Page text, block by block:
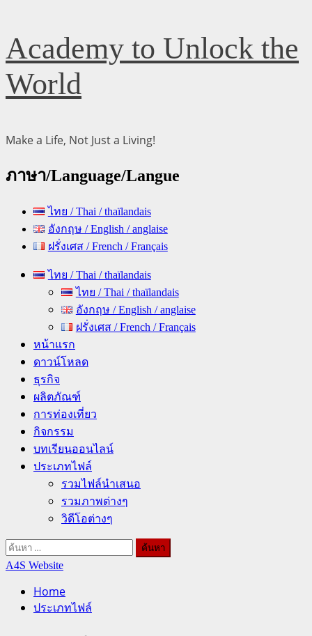
Skip
to
content
Academy to Unlock the
World
Make a Life, Not Just a Living!
ภาษา/Language/Langue
ไทย / Thai / thaïlandais
อังกฤษ / English / anglaise
ฝรั่งเศส / French / Français
Primary ไทย / Thai / thaïlandais
ไทย / Thai / thaïlandais
อังกฤษ / English / anglaise
ฝรั่งเศส / French / Français
หน้าแรก
ดาวน์โหลด
ธุรกิจ
ผลิตภัณฑ์
การท่องเที่ยว
กิจกรรม
บทเรียนออนไลน์
ประเภทไฟล์
รวมไฟล์นำเสนอ
รวมภาพต่างๆ
วิดีโอต่างๆ
ค้นหา
สำหรับ:
A4S Website
Home
ประเภทไฟล์